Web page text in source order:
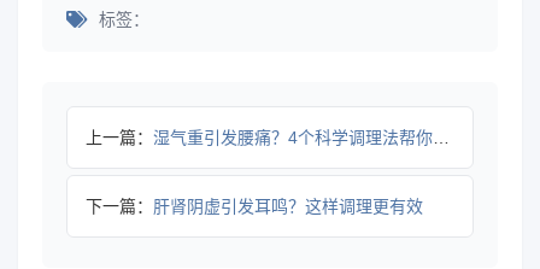
标签：
上一篇： 湿气重引发腰痛？4个科学调理法帮你排湿止痛
下一篇： 肝肾阴虚引发耳鸣？这样调理更有效